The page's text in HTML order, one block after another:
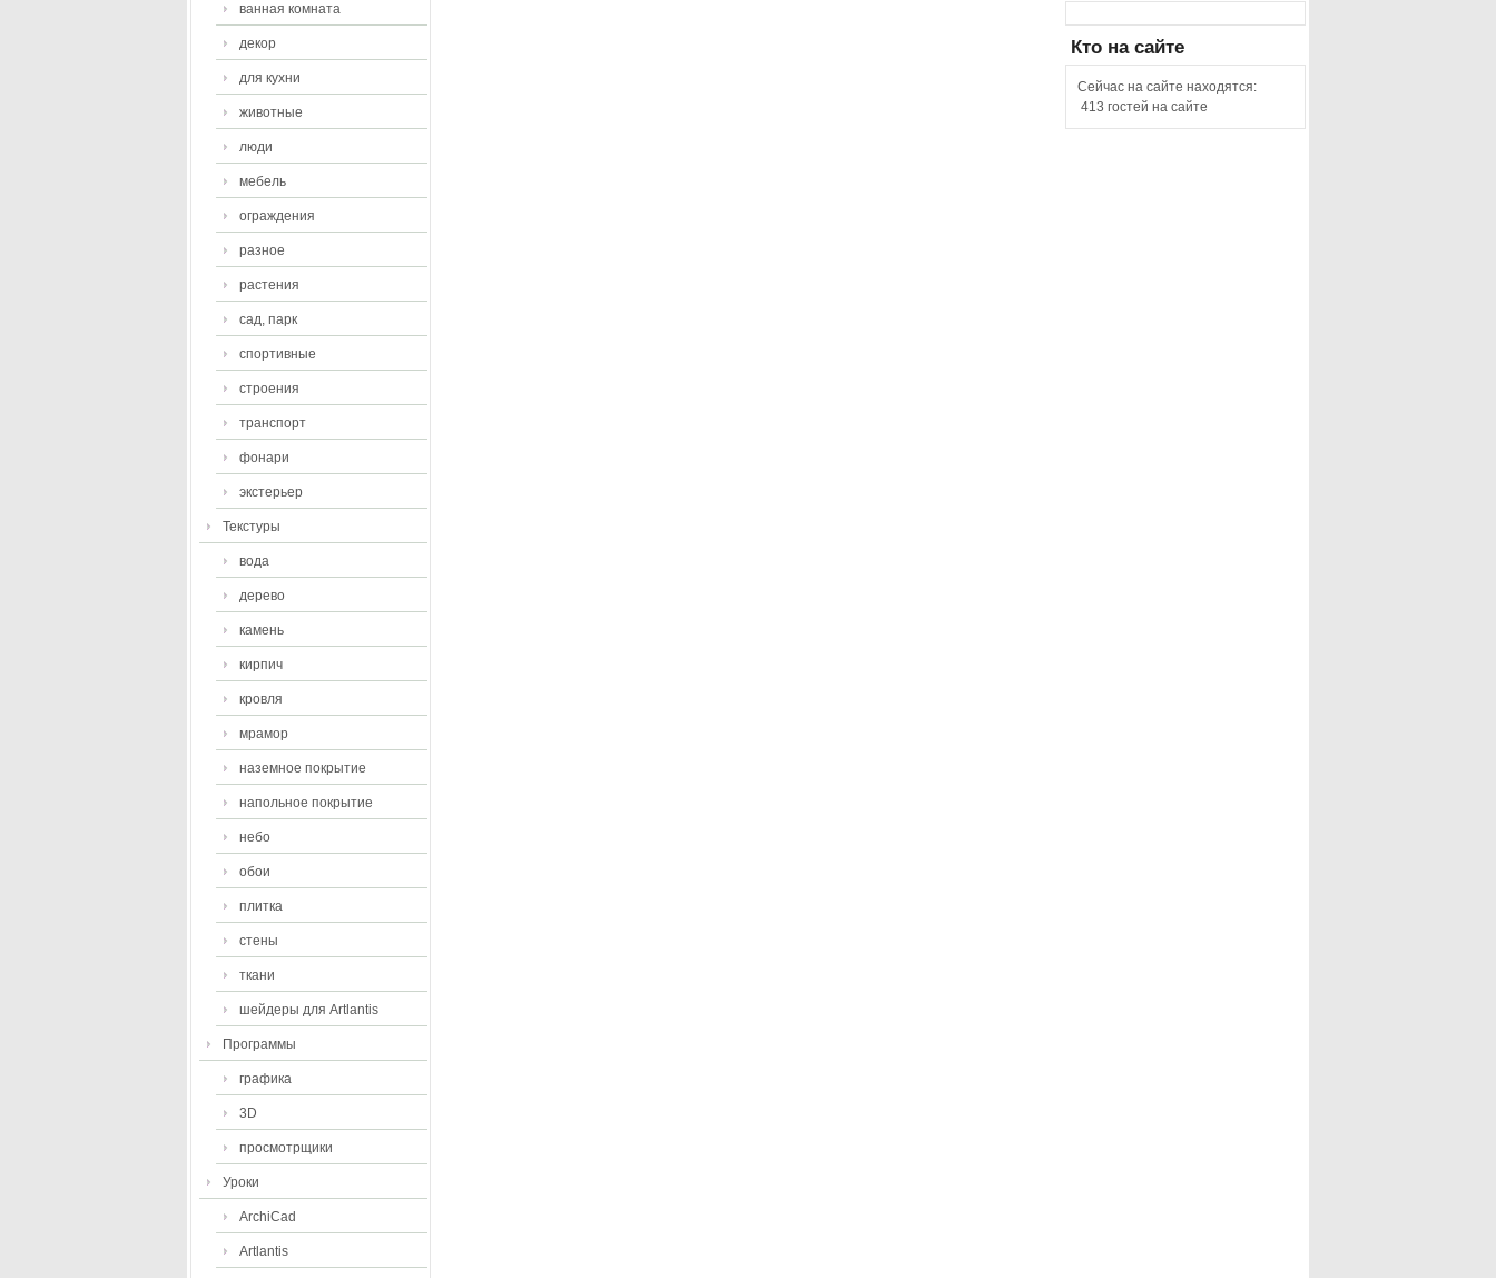
ванная комната
декор
для кухни
животные
люди
мебель
ограждения
разное
растения
сад, парк
спортивные
строения
транспорт
фонари
экстерьер
Текстуры
вода
дерево
камень
кирпич
кровля
мрамор
наземное покрытие
напольное покрытие
небо
обои
плитка
стены
ткани
шейдеры для Artlantis
Программы
графика
3D
просмотрщики
Уроки
ArchiCad
Artlantis
Кто на сайте
Сейчас на сайте находятся:
413 гостей на сайте